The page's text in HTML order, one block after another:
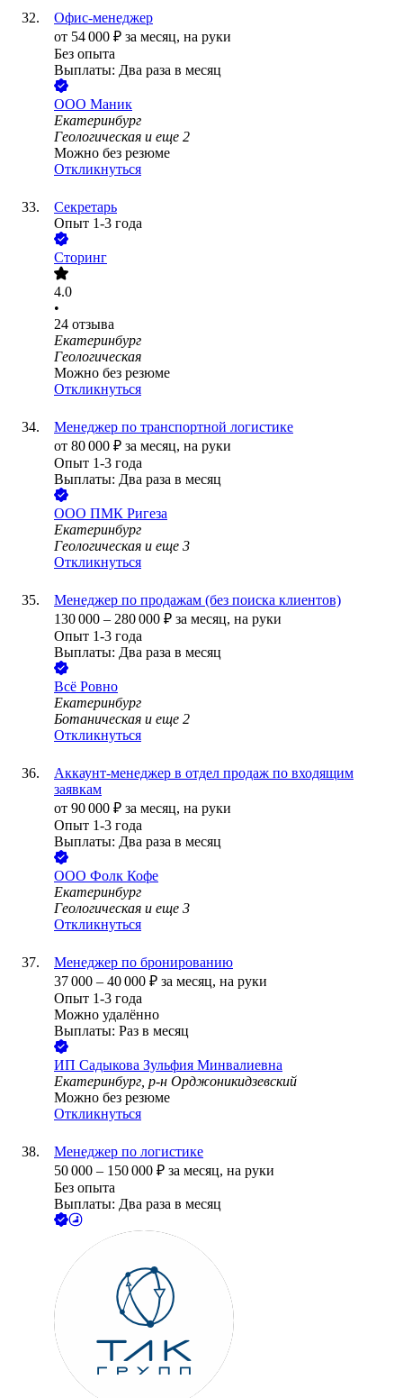
Офис-менеджер
от 54 000 ₽ за месяц, на руки
Без опыта
Выплаты: Два раза в месяц
ООО Маник
Екатеринбург
Геологическая и еще 2
Можно без резюме
Откликнуться
Секретарь
Опыт 1-3 года
Сторинг
4.0
•
24 отзыва
Екатеринбург
Геологическая
Можно без резюме
Откликнуться
Менеджер по транспортной логистике
от 80 000 ₽ за месяц, на руки
Опыт 1-3 года
Выплаты: Два раза в месяц
ООО ПМК Ригеза
Екатеринбург
Геологическая и еще 3
Откликнуться
Менеджер по продажам (без поиска клиентов)
130 000 – 280 000 ₽ за месяц, на руки
Опыт 1-3 года
Выплаты: Два раза в месяц
Всё Ровно
Екатеринбург
Ботаническая и еще 2
Откликнуться
Аккаунт-менеджер в отдел продаж по входящим
заявкам
от 90 000 ₽ за месяц, на руки
Опыт 1-3 года
Выплаты: Два раза в месяц
ООО Фолк Кофе
Екатеринбург
Геологическая и еще 3
Откликнуться
Менеджер по бронированию
37 000 – 40 000 ₽ за месяц, на руки
Опыт 1-3 года
Можно удалённо
Выплаты: Раз в месяц
ИП Садыкова Зульфия Минвалиевна
Екатеринбург, р-н Орджоникидзевский
Можно без резюме
Откликнуться
Менеджер по логистике
50 000 – 150 000 ₽ за месяц, на руки
Без опыта
Выплаты: Два раза в месяц